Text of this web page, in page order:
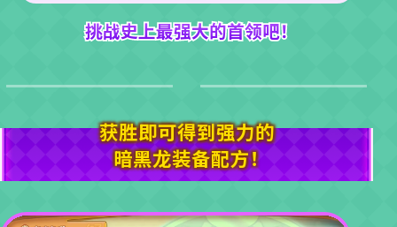
挑战史上最强大的首领吧！
获胜即可得到强力的
暗黑龙装备配方！